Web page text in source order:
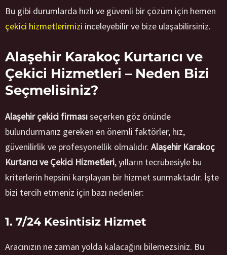
Bu gibi durumlarda hızlı ve güvenli bir çözüm için hemen
çekici hizmetlerimizi inceleyebilir ve bize ulaşabilirsiniz.
Alaşehir Karakoç Kurtarıcı ve
Çekici Hizmetleri – Neden Bizi
Seçmelisiniz?
Alaşehir çekici firmasıseçerken göz önünde
bulundurmanız gereken en önemli faktörler, hız,
güvenilirlik ve profesyonellik olmalıdır. Alaşehir Karakoç
Kurtarıcı ve Çekici Hizmetleri, yılların tecrübesiyle bu
kriterlerin hepsini karşılayan bir hizmet sunmaktadır. İşte
bizi tercih etmeniz için bazı nedenler:
1. 7/24 Kesintisiz Hizmet
Aracınızın ne zaman yolda kalacağını bilemezsiniz. Bu